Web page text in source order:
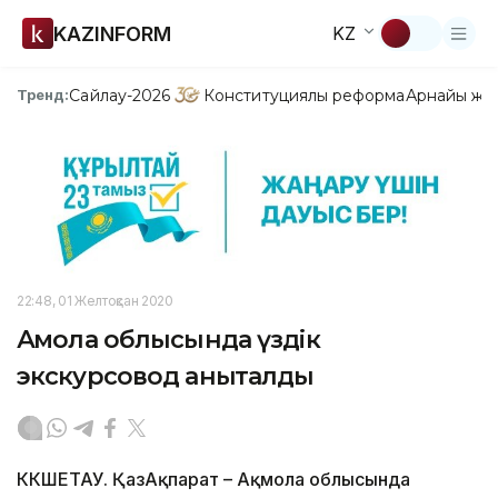
KAZINFORM KZ
Тренд:Сайлау-2026 Конституциялық реформаАрнайы
22:48, 01 Желтоқсан 2020
Ақмола облысында үздік
экскурсовод анықталды
КӨКШЕТАУ. ҚазАқпарат – Ақмола облысында